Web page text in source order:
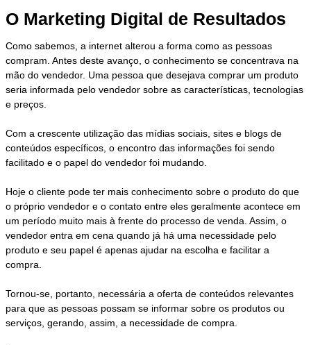
O Marketing Digital de Resultados
Como sabemos, a internet alterou a forma como as pessoas
compram. Antes deste avanço, o conhecimento se concentrava na
mão do vendedor. Uma pessoa que desejava comprar um produto
seria informada pelo vendedor sobre as características, tecnologias
e preços.
Com a crescente utilização das mídias sociais, sites e blogs de
conteúdos específicos, o encontro das informações foi sendo
facilitado e o papel do vendedor foi mudando.
Hoje o cliente pode ter mais conhecimento sobre o produto do que
o próprio vendedor e o contato entre eles geralmente acontece em
um período muito mais à frente do processo de venda. Assim, o
vendedor entra em cena quando já há uma necessidade pelo
produto e seu papel é apenas ajudar na escolha e facilitar a
compra.
Tornou-se, portanto, necessária a oferta de conteúdos relevantes
para que as pessoas possam se informar sobre os produtos ou
serviços, gerando, assim, a necessidade de compra.